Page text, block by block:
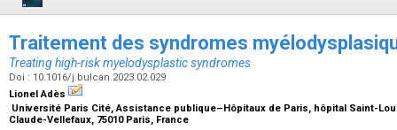
Traitement des syndromes
Treating high-risk myelodysplastic syndromes
Doi : 10.1016/j.bulcan.2023.02.029
Lionel Adès
Université Paris Cité, Assistance publique–Hôpitaux de Paris, hôpital Saint-
Claude-Vellefaux, 75010 Paris, France